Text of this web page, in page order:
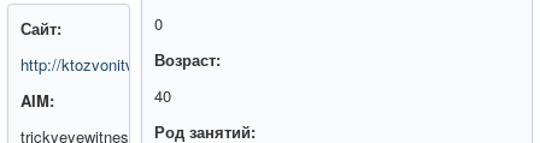
Сайт:
http://ktozvonitvam.ru/
AIM:
trickyeyewitnes
0
Возраст:
40
Род занятий: